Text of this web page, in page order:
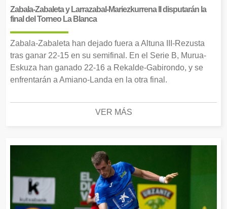
Zabala-Zabaleta y Larrazabal-Mariezkurrena II disputarán la
final del Torneo La Blanca
Zabala-Zabaleta han dejado fuera a Altuna III-Rezusta
tras ganar 22-15 en su semifinal. En el Serie B, Murua-
Eskuza han ganado 22-16 a Rekalde-Gabirondo, y se
enfrentarán a Amiano-Landa en la otra final.
VER MÁS